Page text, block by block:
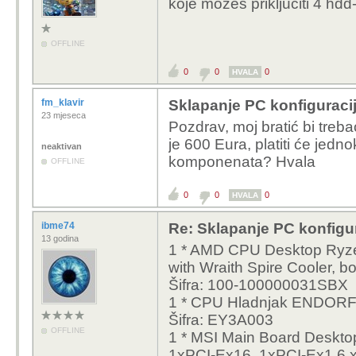
OFFLINE
koje možeš priključiti 4
0 0 HVALA 0
fm_klavir
23 mjeseca
neaktivan
OFFLINE
Sklapanje PC
Pozdrav, moj bratić bi
je 600 Eura, platiti će
komponenata? Hvala
0 0 HVALA 0
ibme74
13 godina
OFFLINE
Re: Sklapanje PC
1 * AMD CPU Desktop
with Wraith Spire Cooler,
Šifra: 100-100000031SBX
1 * CPU Hladnjak
Šifra: EY3A003
1 * MSI Main Board